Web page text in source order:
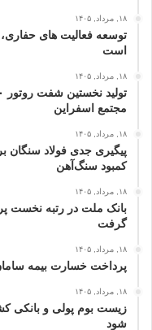
۱۸, مرداد, ۱۴۰۵
توسعه فعالیت‌ های
است
۱۸, مرداد, ۱۴۰۵
مجتمع اسفراین
۱۸, مرداد, ۱۴۰۵
پیگیری جدی فولاد سنگان
کمبود سنگ‌آهن
۱۸, مرداد, ۱۴۰۵
بانک ملت در رتبه نخست
گرفت
۱۸, مرداد, ۱۴۰۵
پرداخت خسارت بیمه
۱۸, مرداد, ۱۴۰۵
زیست بوم پولی و بانکی
شود